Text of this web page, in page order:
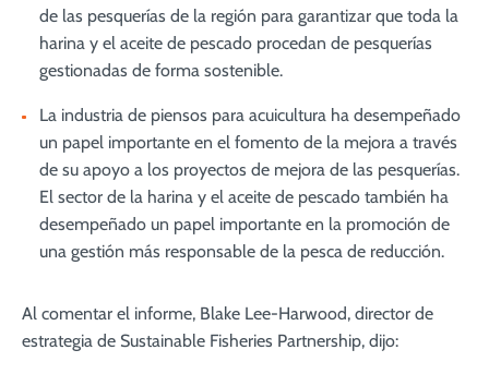
de las pesquerías de la región para garantizar que toda la
harina y el aceite de pescado procedan de pesquerías
gestionadas de forma sostenible.
La industria de piensos para acuicultura ha desempeñado
un papel importante en el fomento de la mejora a través
de su apoyo a los proyectos de mejora de las pesquerías.
El sector de la harina y el aceite de pescado también ha
desempeñado un papel importante en la promoción de
una gestión más responsable de la pesca de reducción.
Al comentar el informe, Blake Lee-Harwood, director de
estrategia de Sustainable Fisheries Partnership, dijo: